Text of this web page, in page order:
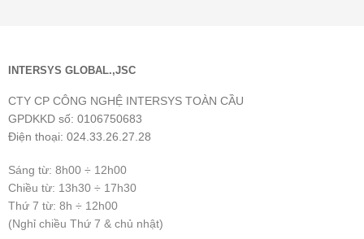
INTERSYS GLOBAL.,JSC
CTY CP CÔNG NGHỆ INTERSYS TOÀN CẦU
GPDKKD số: 0106750683
Điện thoại: 024.33.26.27.28
Sáng từ: 8h00 ÷ 12h00
Chiều từ: 13h30 ÷ 17h30
Thứ 7 từ: 8h ÷ 12h00
(Nghỉ chiều Thứ 7 & chủ nhật)